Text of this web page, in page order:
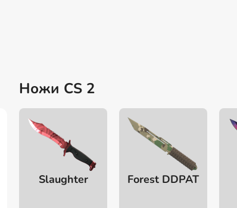
Ножи CS 2
Slaughter Forest DDPAT